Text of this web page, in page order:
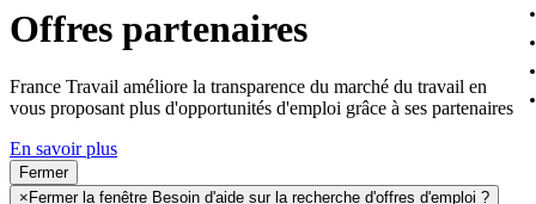
Offres partenaires
France Travail améliore la transparence du marché du travail en
vous proposant plus d'opportunités d'emploi grâce à ses partenaires
En savoir plus
Fermer
× Fermer la fenêtre Besoin d'aide sur la recherche d'offres d'emploi ?